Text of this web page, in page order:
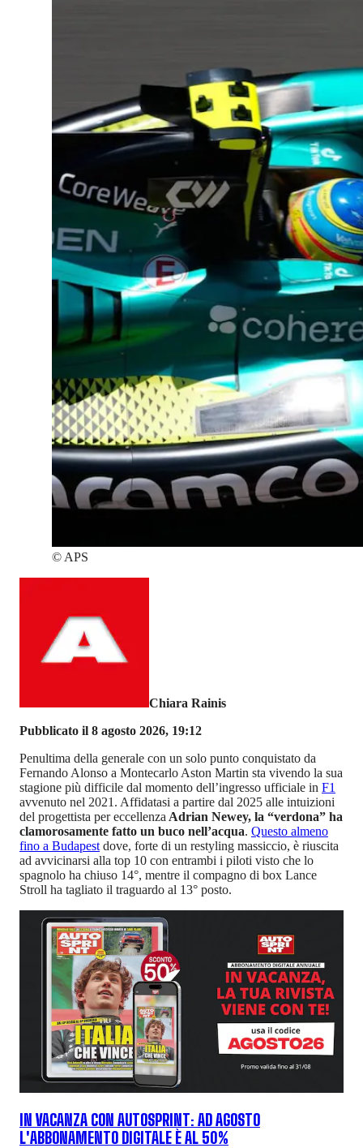
© APS
Chiara Rainis
Pubblicato il 8 agosto 2026, 19:12
Penultima della generale con un solo punto conquistato da
Fernando Alonso a Montecarlo Aston Martin sta vivendo la sua
stagione più difficile dal momento dell’ingresso ufficiale in F1
avvenuto nel 2021. Affidatasi a partire dal 2025 alle intuizioni
del progettista per eccellenza Adrian Newey, la “verdona” ha
clamorosamente fatto un buco nell’acqua. Questo almeno
fino a Budapest dove, forte di un restyling massiccio, è riuscita
ad avvicinarsi alla top 10 con entrambi i piloti visto che lo
spagnolo ha chiuso 14°, mentre il compagno di box Lance
Stroll ha tagliato il traguardo al 13° posto.
IN VACANZA CON AUTOSPRINT: AD AGOSTO
L'ABBONAMENTO DIGITALE È AL 50%